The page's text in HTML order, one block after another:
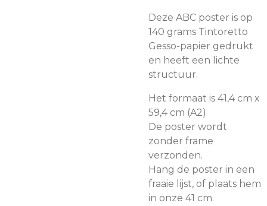
Deze ABC poster is op
140 grams Tintoretto
Gesso-papier gedrukt
en heeft een lichte
structuur.
Het formaat is 41,4 cm x
59,4 cm (A2)
De poster wordt
zonder frame
verzonden.
Hang de poster in een
fraaie lijst, of plaats hem
in onze 41 cm.